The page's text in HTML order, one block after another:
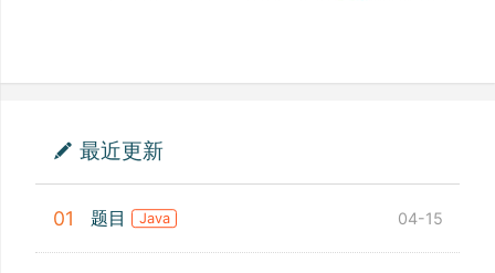
最近更新
01 题目 Java 04-15